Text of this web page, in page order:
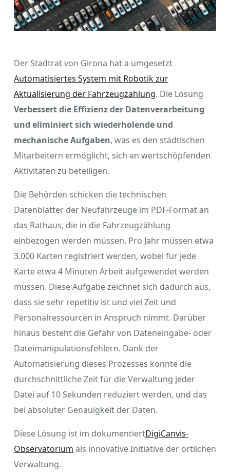
Der Stadtrat von Girona hat a umgesetzt
Automatisiertes System mit Robotik zur
Aktualisierung der Fahrzeugzählung. Die Lösung
Verbessert die Effizienz der Datenverarbeitung
und eliminiert sich wiederholende und
mechanische Aufgaben, was es den städtischen
Mitarbeitern ermöglicht, sich an wertschöpfenden
Aktivitäten zu beteiligen.
Die Behörden schicken die technischen
Datenblätter der Neufahrzeuge im PDF-Format an
das Rathaus, die in die Fahrzeugzählung
einbezogen werden müssen. Pro Jahr müssen etwa
3.000 Karten registriert werden, wobei für jede
Karte etwa 4 Minuten Arbeit aufgewendet werden
müssen. Diese Aufgabe zeichnet sich dadurch aus,
dass sie sehr repetitiv ist und viel Zeit und
Personalressourcen in Anspruch nimmt. Darüber
hinaus besteht die Gefahr von Dateneingabe- oder
Dateimanipulationsfehlern. Dank der
Automatisierung dieses Prozesses konnte die
durchschnittliche Zeit für die Verwaltung jeder
Datei auf 10 Sekunden reduziert werden, und das
bei absoluter Genauigkeit der Daten.
Diese Lösung ist im dokumentiertDigiCanvis-
Observatorium als innovative Initiative der örtlichen
Verwaltung.